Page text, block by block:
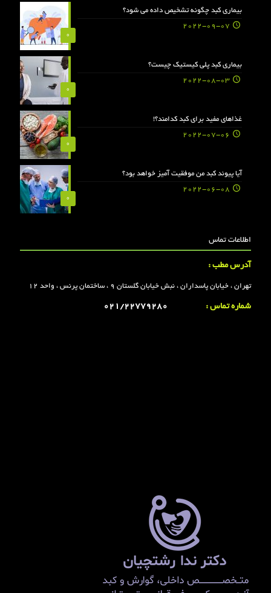
0
بیماری کبد چگونه تشخیص داده می شود؟
2022-09-07
0
بیماری کبد پلی کیستیک چیست؟
2022-08-03
0
غذاهای مفید برای کبد کدامند؟!
2022-07-06
0
آیا پیوند کبد من موفقیت آمیز خواهد بود؟
2022-06-08
اطلاعات تماس
آدرس مطب :
تهران ، خیابان پاسداران ، نبش خیابان گلستان 9 ، ساختمان پرنس ، واحد 12
شماره تماس :